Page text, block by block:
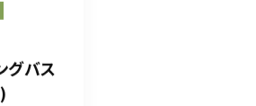
グバス